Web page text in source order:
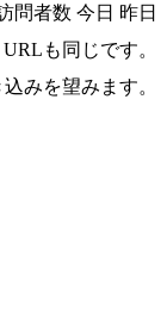
問者数 今日 昨日
も同じです。
みを望みます。